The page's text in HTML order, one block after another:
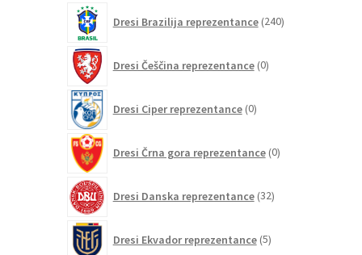
Dresi Brazilija reprezentance 240izdelkov
Dresi Češčina reprezentance 0izdelkov
Dresi Ciper reprezentance 0izdelkov
Dresi Črna gora reprezentance 0izdelkov
Dresi Danska reprezentance 32izdelkov
Dresi Ekvador reprezentance 5izdelkov